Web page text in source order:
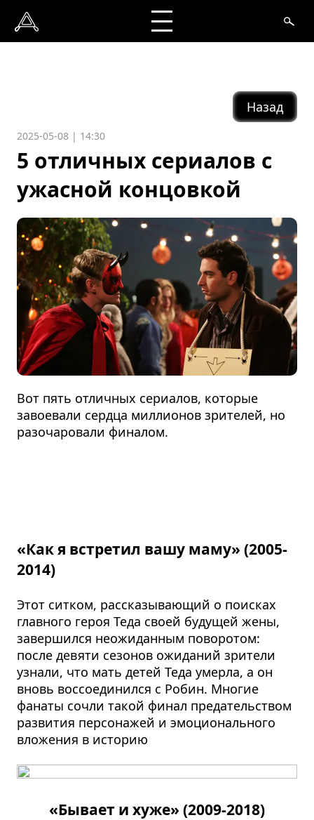
Назад
2025-05-08 | 14:30
5 отличных сериалов с
ужасной концовкой
Вот пять отличных сериалов, которые
завоевали сердца миллионов зрителей, но
разочаровали финалом.
«Как я встретил вашу маму» (2005-
2014)
Этот ситком, рассказывающий о поисках
главного героя Теда своей будущей жены,
завершился неожиданным поворотом:
после девяти сезонов ожиданий зрители
узнали, что мать детей Теда умерла, а он
вновь воссоединился с Робин. Многие
фанаты сочли такой финал предательством
развития персонажей и эмоционального
вложения в историю
«Бывает и хуже» (2009-2018)